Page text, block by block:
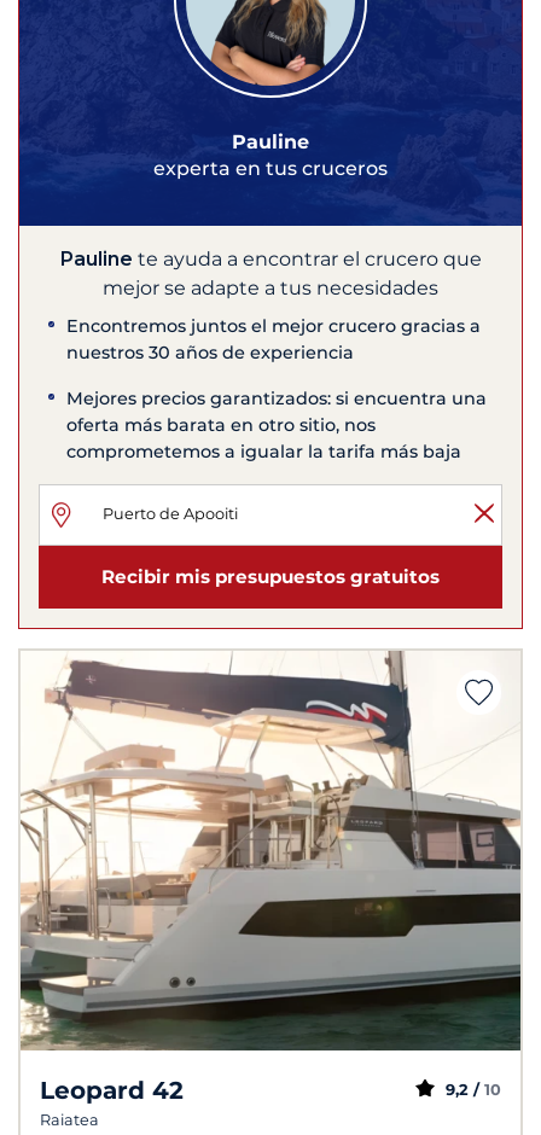
Pauline
experta en tus cruceros
Pauline te ayuda a encontrar el crucero que
mejor se adapte a tus necesidades
Encontremos juntos el mejor crucero gracias a
nuestros 30 años de experiencia
Mejores precios garantizados: si encuentra una
oferta más barata en otro sitio, nos
comprometemos a igualar la tarifa más baja
Recibir mis presupuestos gratuitos
Leopard 42
Raiatea
9,2 / 10